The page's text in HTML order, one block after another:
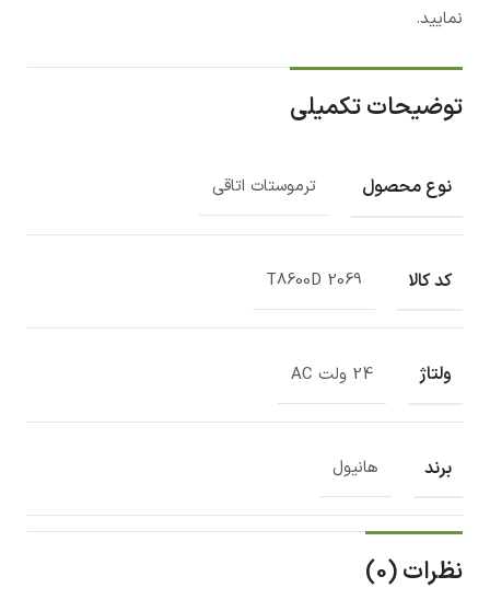
نمایید.
توضیحات تکمیلی
نوع محصول ترموستات اتاقی
کد کالا T8600D 2069
ولتاژ 24 ولت AC
برند هانیول
نظرات (0)